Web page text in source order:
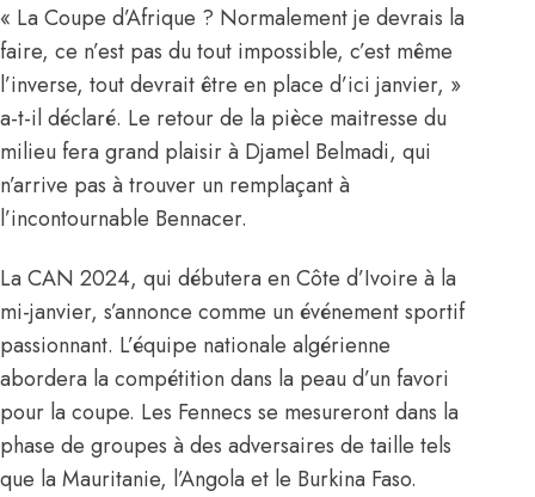
« La Coupe d’Afrique ? Normalement je devrais la
faire, ce n’est pas du tout impossible, c’est même
l’inverse, tout devrait être en place d’ici janvier, »
a-t-il déclaré. Le retour de la pièce maitresse du
milieu fera grand plaisir à Djamel Belmadi, qui
n’arrive pas à trouver un remplaçant à
l’incontournable Bennacer.
La CAN 2024, qui débutera en Côte d’Ivoire à la
mi-janvier, s’annonce comme un événement sportif
passionnant. L’équipe nationale algérienne
abordera la compétition dans la peau d’un favori
pour la coupe. Les Fennecs se mesureront dans la
phase de groupes à des adversaires de taille tels
que la Mauritanie, l’Angola et le Burkina Faso.